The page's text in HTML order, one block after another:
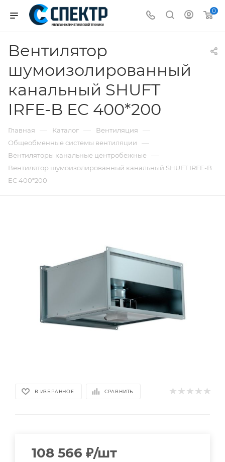
0
Вентилятор
шумоизолированный
канальный SHUFT
IRFE-B EC 400*200
Главная — Каталог — Вентиляция —
Общеобменные системы вентиляции —
Вентиляторы канальные центробежные —
Вентилятор шумоизолированный канальный SHUFT IRFE-B
EC 400*200
В ИЗБРАННОЕ СРАВНИТЬ
108 566 ₽/шт